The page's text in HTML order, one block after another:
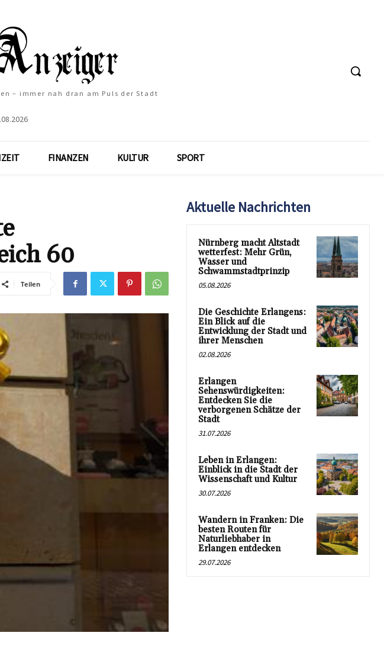
– immer nah dran am Puls der Stadt
FINANZEN KULTUR SPORT
60
Teilen
Aktuelle Nachrichten
Nürnberg macht Altstadt
wetterfest: Mehr Grün,
Wasser und
Schwammstadtprinzip
05.08.2026
Die Geschichte Erlangens:
Ein Blick auf die
Entwicklung der Stadt und
ihrer Menschen
02.08.2026
Erlangen
Sehenswürdigkeiten:
Entdecken Sie die
verborgenen Schätze der
Stadt
31.07.2026
Leben in Erlangen:
Einblick in die Stadt der
Wissenschaft und Kultur
30.07.2026
Wandern in Franken: Die
besten Routen für
Naturliebhaber in
Erlangen entdecken
29.07.2026